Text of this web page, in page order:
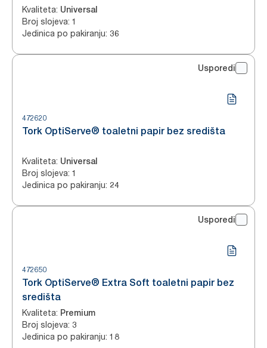
Kvaliteta: Universal
Broj slojeva: 1
Jedinica po pakiranju: 36
Usporedi
472620
Tork OptiServe® toaletni papir bez središta
Kvaliteta: Universal
Broj slojeva: 1
Jedinica po pakiranju: 24
Usporedi
472650
Tork OptiServe® Extra Soft toaletni papir bez
središta
Kvaliteta: Premium
Broj slojeva: 3
Jedinica po pakiranju: 18